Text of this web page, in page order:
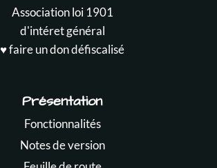
Association loi 1901
d'intéret général
♥️ faire un don défiscalisé
Présentation
Fonctionnalités
Notes de version